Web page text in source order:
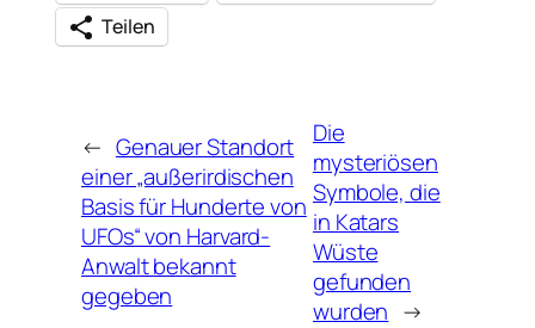
Teilen
← Genauer Standort
einer „außerirdischen
Basis für Hunderte von
UFOs“ von Harvard-
Anwalt bekannt
gegeben
Die
mysteriösen
Symbole, die
in Katars
Wüste
gefunden
wurden →